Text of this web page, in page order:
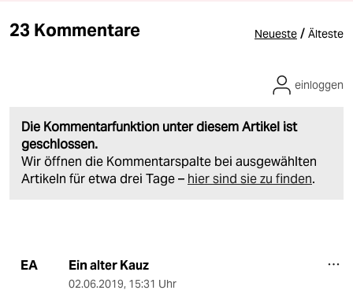
23 Kommentare Neueste / Älteste
Die Kommentarfunktion unter diesem Artikel ist
geschlossen.
Wir öffnen die Kommentarspalte bei ausgewählten
Artikeln für etwa drei Tage – hier sind sie zu finden.
einloggen
EA Ein alter Kauz
02.06.2019, 15:31 Uhr